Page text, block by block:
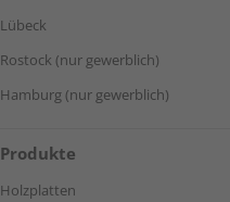
Lübeck
Rostock (nur gewerblich)
Hamburg (nur gewerblich)
Produkte
Holzplatten